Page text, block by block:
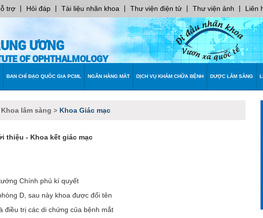
trợ | Hỏi đáp | Tài liệu nhãn khoa | Thư viện điện tử | Thư viện ảnh | Liên
ƯƠNG
OF OPHTHALMOLOGY
BAN CHỈ ĐẠO QUỐC GIA PCML NGÂN HÀNG MẮT DỊCH VỤ KHÁM CHỮA BỆNH DƯỢC LÂM SÀNG
lâm sàng > Khoa Giác mạc
thiệu - Khoa kết giác mạc
Chính phủ kí quyết
D, sau này khoa được đổi tên
điều trị các di chứng của bệnh mắt